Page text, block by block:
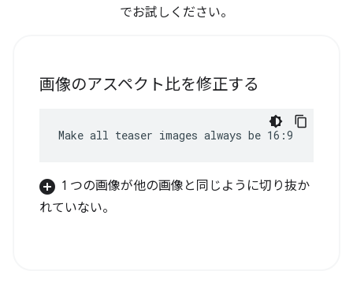
でお試しください。
画像のアスペクト比を修正する
Make all teaser images always be 16:9
1 つの画像が他の画像と同じように切り抜か
れていない。